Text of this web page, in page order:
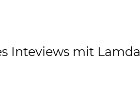
Inteviews mit Lamda